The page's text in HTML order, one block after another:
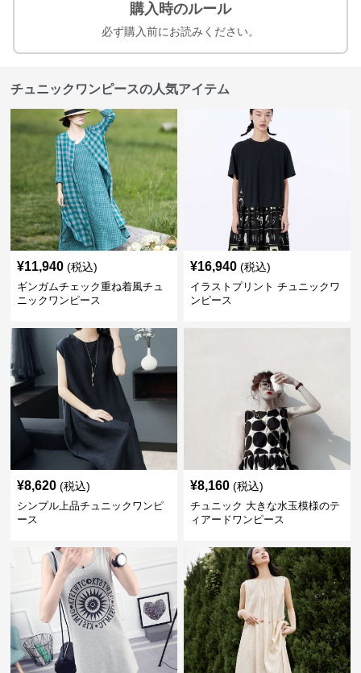
購入時のルール
必ず購入前にお読みください。
チュニックワンピースの人気アイテム
¥11,940 (税込)
ギンガムチェック重ね着風チュ
ニックワンピース
¥16,940 (税込)
イラストプリント チュニックワ
ンピース
¥8,620 (税込)
シンプル上品チュニックワンピ
ース
¥8,160 (税込)
チュニック 大きな水玉模様のテ
ィアードワンピース